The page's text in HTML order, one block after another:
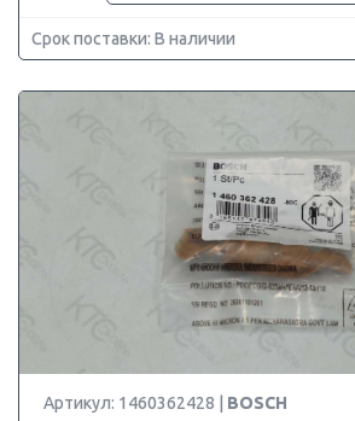
Срок поставки: В наличии
Артикул: 1460362428 | BOSCH